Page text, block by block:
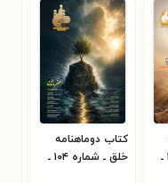
خلق ـ شماره ۱۰۳ ـ
کتاب دوماهنامه
خلق ـ شماره ۱۰۴ ـ